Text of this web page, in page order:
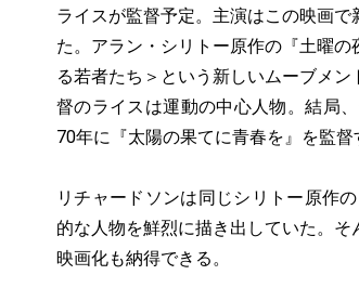
ライスが監督予定。主演はこの映画
た。アラン・シリトー原作の『土曜
る若者たち＞という新しいムーブメ
督のライスは運動の中心人物。結局
70年に『太陽の果てに青春を』を監督
リチャードソンは同じシリトー原作
的な人物を鮮烈に描き出していた。
映画化も納得できる。